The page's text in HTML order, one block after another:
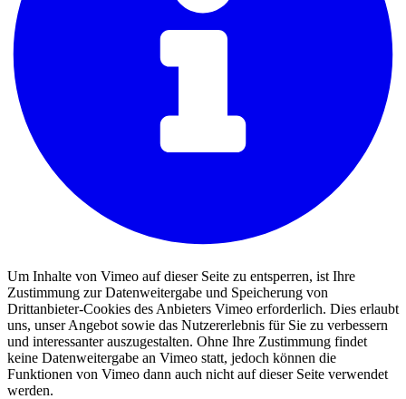
Um Inhalte von Vimeo auf dieser Seite zu entsperren, ist Ihre
Zustimmung zur Datenweitergabe und Speicherung von
Drittanbieter-Cookies des Anbieters Vimeo erforderlich. Dies erlaubt
uns, unser Angebot sowie das Nutzererlebnis für Sie zu verbessern
und interessanter auszugestalten. Ohne Ihre Zustimmung findet
keine Datenweitergabe an Vimeo statt, jedoch können die
Funktionen von Vimeo dann auch nicht auf dieser Seite verwendet
werden.